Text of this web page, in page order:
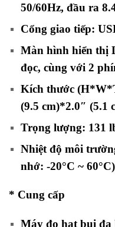
50/60Hz, đầu ra
Cổng giao tiếp:
Màn hình hiển thị
đọc, cùng với 2
Kích thước
(9.5 cm)*2.0″ (5.1
Trọng lượng: 131
Nhiệt độ môi
nhớ: -20°C ~ 60°C)
* Cung cấp
Máy đo hạt bụi đa